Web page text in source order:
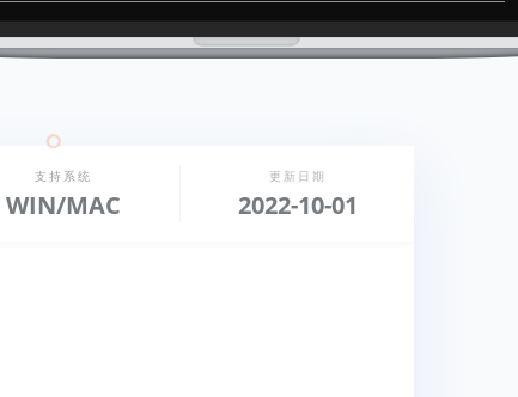
支持系统
WIN/MAC
更新日期
2022-10-01